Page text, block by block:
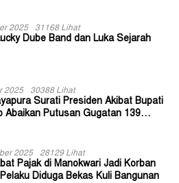
2025 31168 Lihat
Dube Band dan Luka Sejarah
2025 30388 Lihat
Surati Presiden Akibat Bupati
Abaikan Putusan Gugatan 139
2025 28129 Lihat
Pajak di Manokwari Jadi Korban
Diduga Bekas Kuli Bangunan